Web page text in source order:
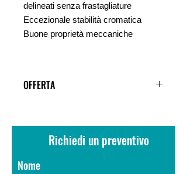
delineati senza frastagliature
Eccezionale stabilità cromatica
Buone proprietà meccaniche
OFFERTA
personalizzato !!
Richiedi un preventivo
Nome